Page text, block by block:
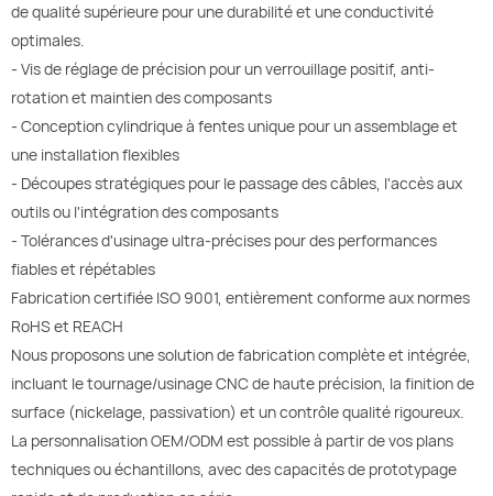
de qualité supérieure pour une durabilité et une conductivité
optimales.
- Vis de réglage de précision pour un verrouillage positif, anti-
rotation et maintien des composants
- Conception cylindrique à fentes unique pour un assemblage et
une installation flexibles
- Découpes stratégiques pour le passage des câbles, l'accès aux
outils ou l'intégration des composants
- Tolérances d'usinage ultra-précises pour des performances
fiables et répétables
Fabrication certifiée ISO 9001, entièrement conforme aux normes
RoHS et REACH
Nous proposons une solution de fabrication complète et intégrée,
incluant le tournage/usinage CNC de haute précision, la finition de
surface (nickelage, passivation) et un contrôle qualité rigoureux.
La personnalisation OEM/ODM est possible à partir de vos plans
techniques ou échantillons, avec des capacités de prototypage